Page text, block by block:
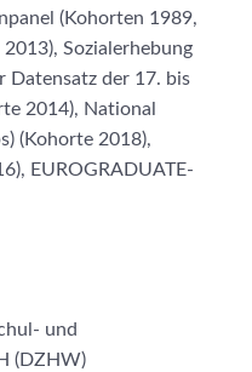
(Kohorten 1989,
Sozialerhebung
Datensatz der 17. bis
2014), National
(Kohorte 2018),
EUROGRADUATE-
und
(DZHW)